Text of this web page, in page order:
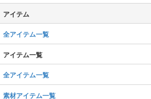
アイテム
全アイテム一覧
アイテム一覧
全アイテム一覧
素材アイテム一覧